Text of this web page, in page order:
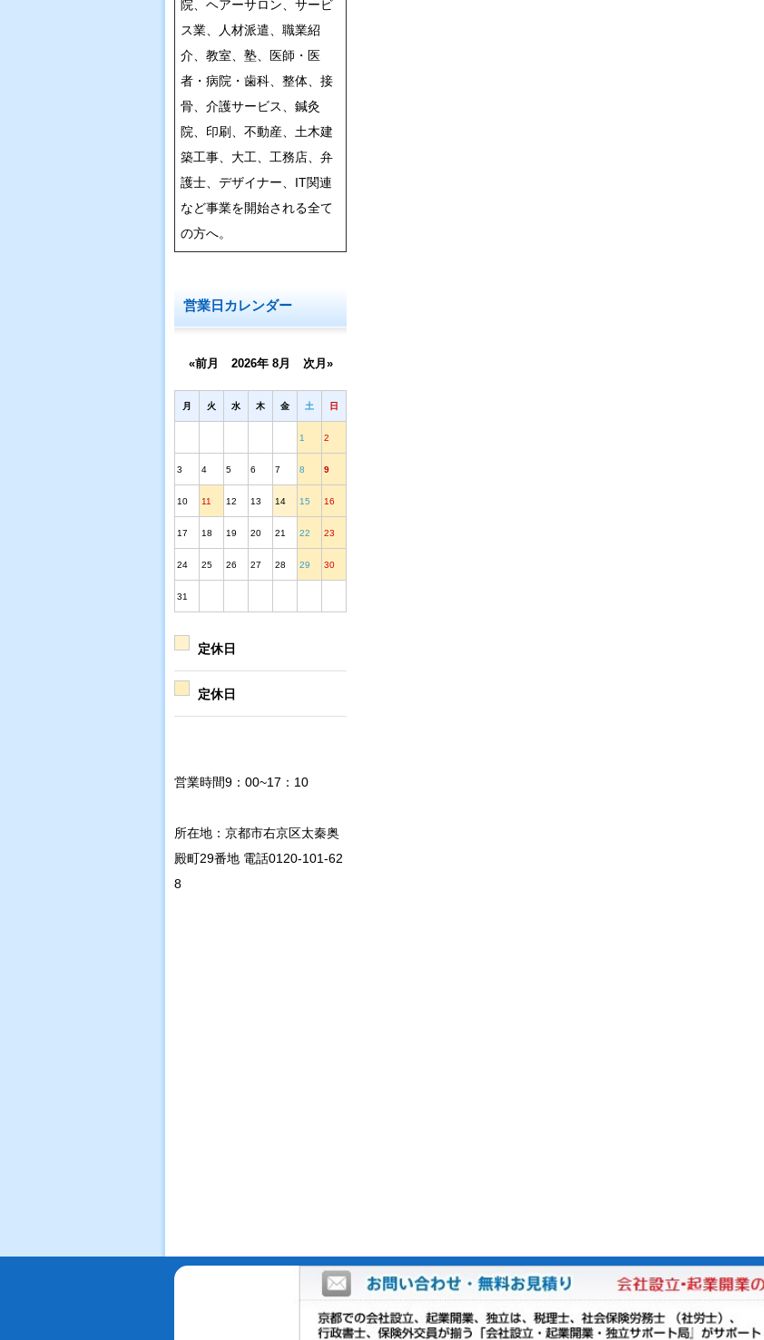
院、ヘアーサロン、サービ
ス業、人材派遣、職業紹
介、教室、塾、医師・医
者・病院・歯科、整体、接
骨、介護サービス、鍼灸
院、印刷、不動産、土木建
築工事、大工、工務店、弁
護士、デザイナー、IT関連
など事業を開始される全て
の方へ。
営業日カレンダー
«前月 2026年 8月 次月»
月 火 水 木 金 土 日
1 2
3 4 5 6 7 8 9
10 11 12 13 14 15 16
17 18 19 20 21 22 23
24 25 26 27 28 29 30
31
定休日
定休日
営業時間9：00~17：10
所在地：京都市右京区太秦奥
殿町29番地 電話0120-101-62
8